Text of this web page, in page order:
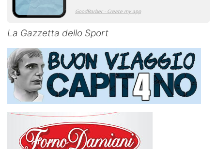
La Gazzetta dello Sport